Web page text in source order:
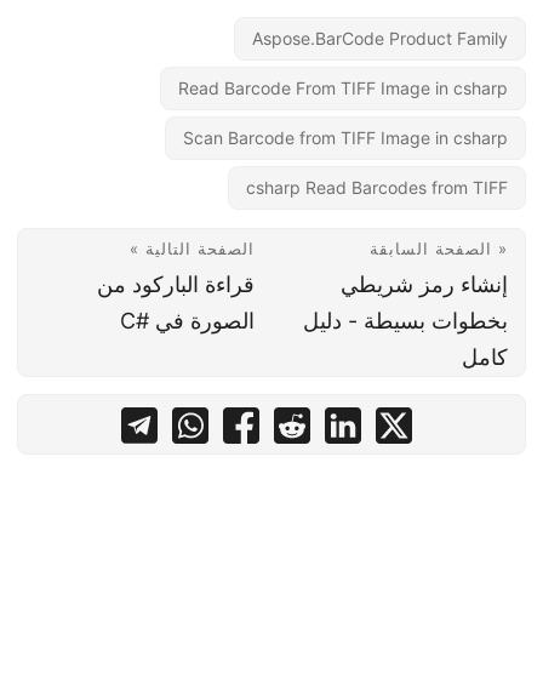
Aspose.BarCode Product Family
Read Barcode From TIFF Image in csharp
Scan Barcode from TIFF Image in csharp
csharp Read Barcodes from TIFF
« الصفحة السابقة
إنشاء رمز شريطي
بخطوات بسيطة - دليل
كامل
الصفحة التالية »
قراءة الباركود من
الصورة في #C